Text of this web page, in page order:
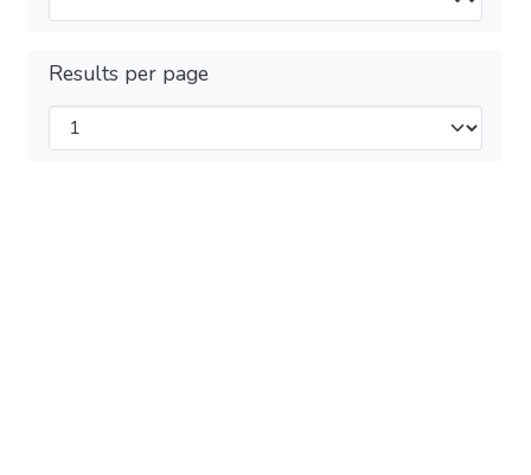
Results per page